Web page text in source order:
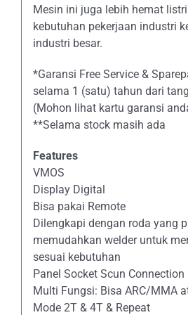
Mesin ini juga lebih hemat
kebutuhan pekerjaan industri
industri besar.
*Garansi Free Service &
selama 1 (satu) tahun dari
(Mohon lihat kartu garansi
**Selama stock masih ada
Features
VMOS
Display Digital
Bisa pakai Remote
Dilengkapi dengan roda yang
memudahkan welder untuk
sesuai kebutuhan
Panel Socket Scun Connection
Multi Fungsi: Bisa ARC/MMA
Mode 2T & 4T & Repeat